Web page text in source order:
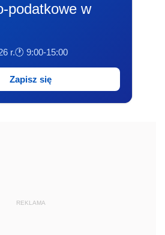
podatkowe w
r.🕐 9:00-15:00
Zapisz się
REKLAMA